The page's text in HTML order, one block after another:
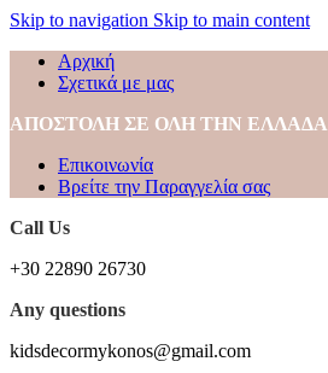
Skip to navigation Skip to main content
Αρχική
Σχετικά με μας
ΑΠΟΣΤΟΛΗ ΣΕ ΟΛΗ ΤΗΝ ΕΛΛΑΔΑ
Επικοινωνία
Βρείτε την Παραγγελία σας
Call Us
+30 22890 26730
Any questions
kidsdecormykonos@gmail.com